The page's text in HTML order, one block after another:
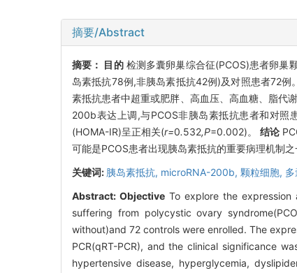
摘要/Abstract
摘要： 目的检测多囊卵巢综合征(PCOS)患者卵巢
岛素抵抗78例,非胰岛素抵抗42例)及对照患者72
素抵抗患者中超重或肥胖、高血压、高血糖、脂代
200b表达上调,与PCOS非胰岛素抵抗患者和对照
(HOMA-IR)呈正相关(r=0.532,P=0.002)。结论
可能是PCOS患者出现胰岛素抵抗的重要病理机制之
关键词: 胰岛素抵抗, microRNA-200b, 颗粒细胞,
Abstract: Objective To explore the expression
suffering from polycystic ovary
without)and 72 controls were enrolled. The
PCR(qRT-PCR), and the clinical significance
hypertensive disease, hyperglycemia,